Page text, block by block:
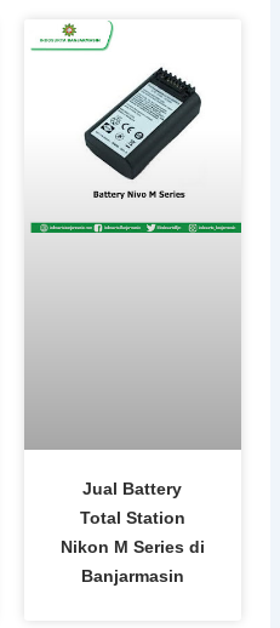
Jual Battery
Total Station
Nikon M Series di
Banjarmasin